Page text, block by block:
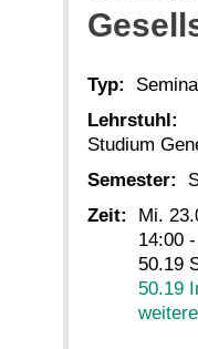
Typ:
Lehrstuhl:
Studium
Semester:
Zeit:
Mi.
14:00
50.19
50.19